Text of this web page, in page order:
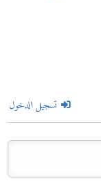
تسجيل الدخول